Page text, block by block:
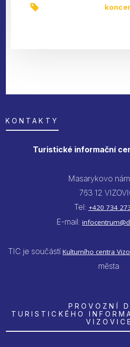
KONTAKTY
Turistické informační
Masarykovo
763 12
Tel: +420 734
E-mail:
TIC je součástí Kulturního centra
města
PROVOZNÍ
TURISTICKÉHO
VIZOVICE